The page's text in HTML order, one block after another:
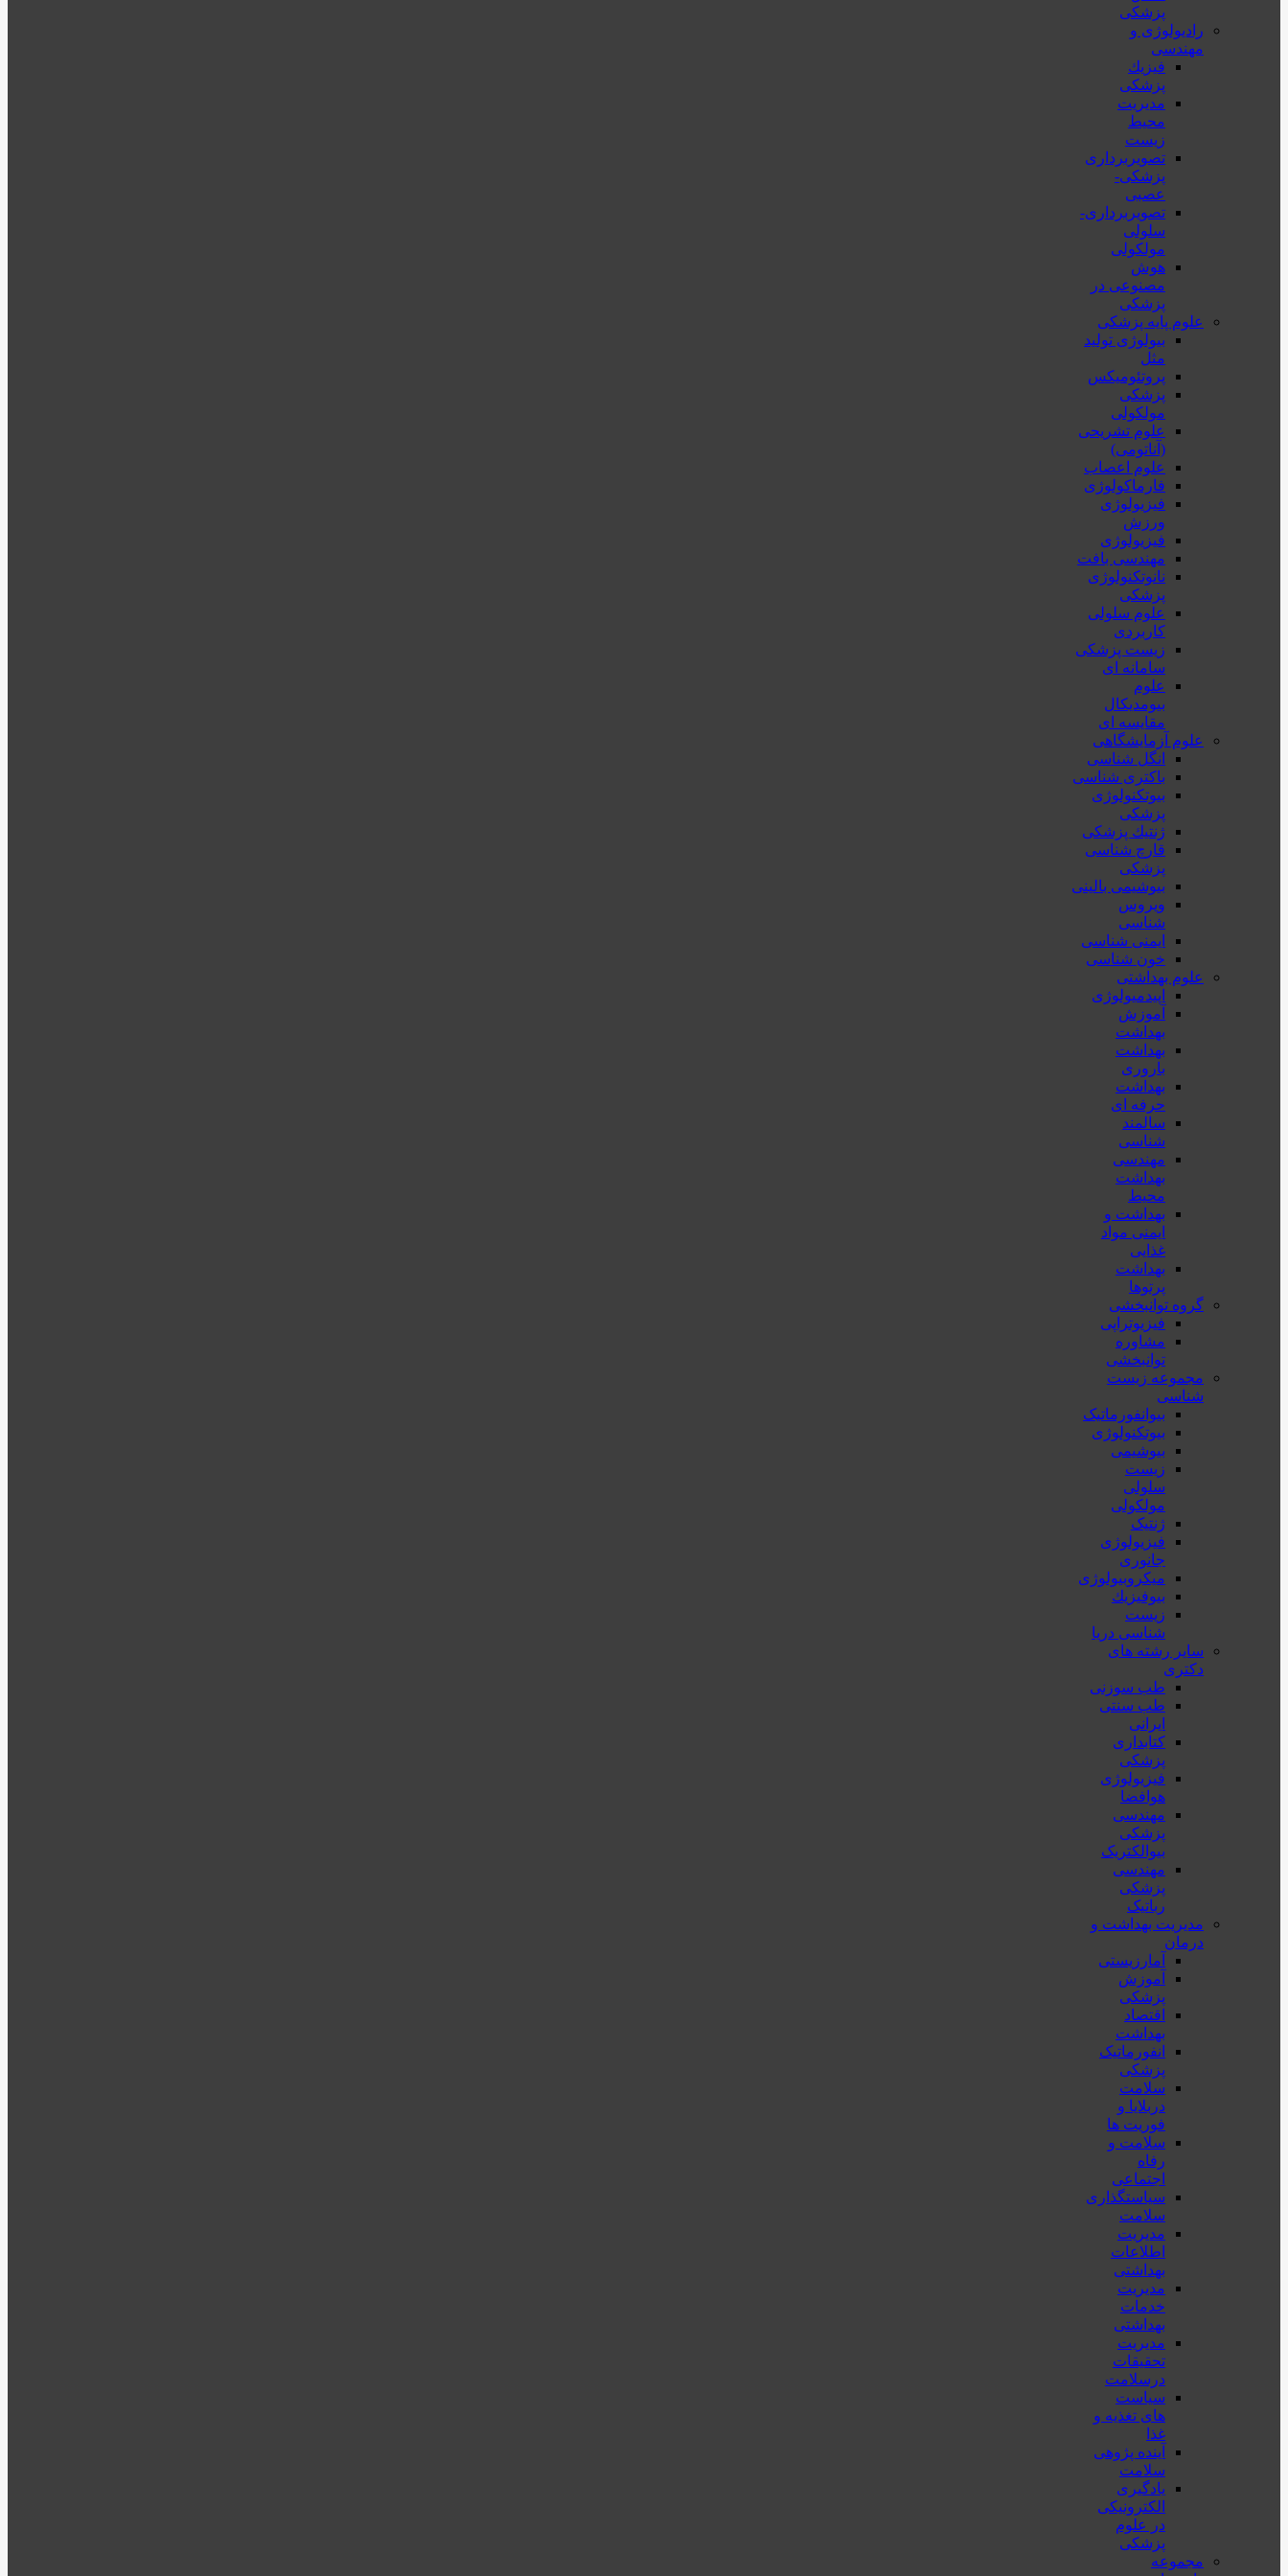
پزشکی
رادیولوژی و
مهندسی
فيزيك
پزشکی
مدیریت
محیط
زیست
تصویربرداری
پزشکی-
عصبی
تصویربرداری-
سلولی
مولکولی
هوش
مصنوعی در
پزشکی
علوم پایه پزشکی
بیولوژی تولید
مثل
پروتئومیکس
پزشکی
مولکولی
علوم تشریحی
(آناتومی)
علوم اعصاب
فارماکولوژی
فیزیولوژی
ورزش
فیزیولوژی
مهندسی بافت
نانوتکنولوژی
پزشکی
علوم سلولی
کاربردی
زیست پزشکی
سامانه ای
علوم
بیومدیکال
مقایسه ای
علوم آزمایشگاهی
انگل شناسی
باکتری شناسی
بیوتکنولوژی
پزشکی
ژنتيك پزشکی
قارچ شناسی
پزشكی
بیوشیمی بالینی
ویروس
شناسی
ایمنی شناسی
خون شناسی
علوم بهداشتی
اپیدمیولوژی
آموزش
بهداشت
بهداشت
باروری
بهداشت
حرفه ای
سالمند
شناسی
مهندسی
بهداشت
محيط
بهداشت و
ایمنی مواد
غذایی
بهداشت
پرتوها
گروه توانبخشی
فیزیوتراپی
مشاوره
توانبخشی
مجموعه زیست
شناسی
بیوانفورماتیک
بیوتکنولوژی
بیوشیمی
زیست
سلولی
مولکولی
ژنتیک
فیزیولوژی
جانوری
میکروبیولوژی
بيوفيزيك
زیست
شناسی دریا
سایر رشته های
دکتری
طب سوزنی
طب سنتی
ایرانی
کتابداری
پزشکی
فیزیولوژی
هوافضا
مهندسی
پزشکی
بیوالکتریک
مهندسی
پزشکی
رباتیک
مدیریت بهداشت و
درمان
آمارزیستی
آموزش
پزشکی
اقتصاد
بهداشت
انفورماتیک
پزشکی
سلامت
دربلايا و
فوريت ها
سلامت و
رفاه
اجتماعی
سیاستگذاری
سلامت
مدیریت
اطلاعات
بهداشتی
مدیریت
خدمات
بهداشتی
مدیریت
تحقیقات
درسلامت
سیاست
های تغذیه و
غذا
آینده پژوهی
سلامت
یادگیری
الکترونیکی
در علوم
پزشکی
مجموعه